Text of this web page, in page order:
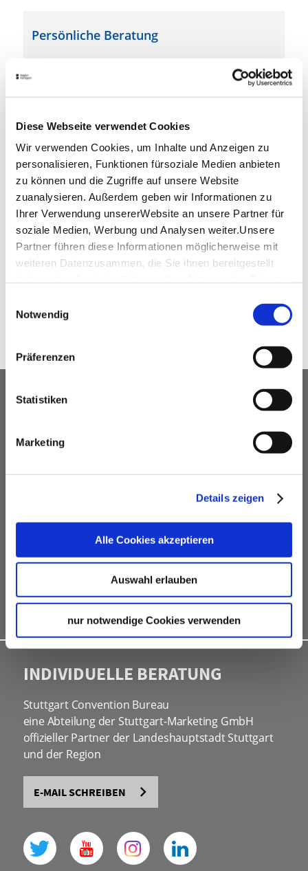
Diese Webseite verwendet Cookies
Wir verwenden Cookies, um Inhalte und Anzeigen zu
personalisieren, Funktionen fürsoziale Medien anbieten
zu können und die Zugriffe auf unsere Website
zuanalysieren. Außerdem geben wir Informationen zu
Ihrer Verwendung unsererWebsite an unsere Partner für
soziale Medien, Werbung und Analysen weiter.Unsere
Partner führen diese Informationen möglicherweise mit
weiteren Datenzusammen, die Sie ihnen bereitgestellt
Impressum
Notwendig
Präferenzen
Statistiken
Marketing
Details zeigen
Alle Cookies akzeptieren
Auswahl erlauben
nur notwendige Cookies verwenden
Persönliche Beratung
www.memox.com
Virtueller Rundgang
360°-Rundgang memox | Stuttgart
Schlossplatz
UNSER SERVICE FÜR
kostenfreie Beratung
Vermittlung von Veranstaltungslocations &
kostenfreies online Hotel-Buchungstool
Rahmenprogramme
Site Inspections
Werbe- und Informationsmaterial
Kongressbewerbungen
INDIVIDUELLE BERATUNG
Stuttgart Convention Bureau
eine Abteilung der Stuttgart-Marketing GmbH
offizieller Partner der Landeshauptstadt Stuttgart
und der Region
E-MAIL SCHREIBEN